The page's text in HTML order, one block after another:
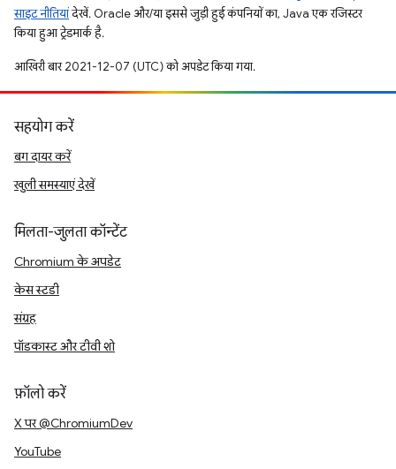
साइट नीतियांदेखें. Oracle और/या इससे जुड़ी हुई कंपनियों का, Java एक रजिस्टर
किया हुआ ट्रेडमार्क है.
आखिरी बार 2021-12-07 (UTC) को अपडेट किया गया.
सहयोग करें
बग दायर करें
खुली समस्याएं देखें
मिलता-जुलता कॉन्टेंट
Chromium के अपडेट
केस स्टडी
संग्रह
पॉडकास्ट और टीवी शो
फ़ॉलो करें
X पर @ChromiumDev
YouTube